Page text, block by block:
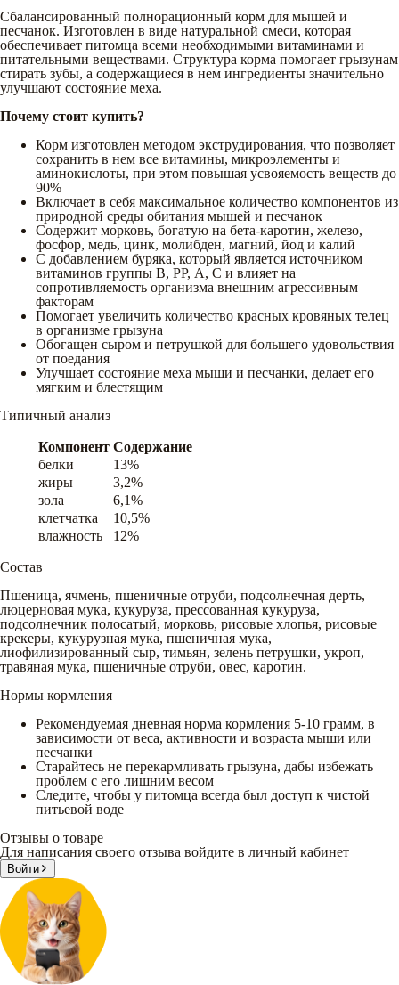
Сбалансированный полнорационный корм для мышей и
песчанок. Изготовлен в виде натуральной смеси, которая
обеспечивает питомца всеми необходимыми витаминами и
питательными веществами. Структура корма помогает грызунам
стирать зубы, а содержащиеся в нем ингредиенты значительно
улучшают состояние меха.
Почему стоит купить?
Корм изготовлен методом экструдирования, что позволяет
сохранить в нем все витамины, микроэлементы и
аминокислоты, при этом повышая усвояемость веществ до
90%
Включает в себя максимальное количество компонентов из
природной среды обитания мышей и песчанок
Содержит морковь, богатую на бета-каротин, железо,
фосфор, медь, цинк, молибден, магний, йод и калий
С добавлением буряка, который является источником
витаминов группы В, РР, А, С и влияет на
сопротивляемость организма внешним агрессивным
факторам
Помогает увеличить количество красных кровяных телец
в организме грызуна
Обогащен сыром и петрушкой для большего удовольствия
от поедания
Улучшает состояние меха мыши и песчанки, делает его
мягким и блестящим
Типичный анализ
Компонент Содержание
белки
13%
жиры
3,2%
зола
6,1%
клетчатка
10,5%
влажность
12%
Состав
Пшеница, ячмень, пшеничные отруби, подсолнечная дерть,
люцерновая мука, кукуруза, прессованная кукуруза,
подсолнечник полосатый, морковь, рисовые хлопья, рисовые
крекеры, кукурузная мука, пшеничная мука,
лиофилизированный сыр, тимьян, зелень петрушки, укроп,
травяная мука, пшеничные отруби, овес, каротин.
Нормы кормления
Рекомендуемая дневная норма кормления 5-10 грамм, в
зависимости от веса, активности и возраста мыши или
песчанки
Старайтесь не перекармливать грызуна, дабы избежать
проблем с его лишним весом
Следите, чтобы у питомца всегда был доступ к чистой
питьевой воде
Отзывы о товаре
Для написания своего отзыва войдите в личный кабинет
Войти